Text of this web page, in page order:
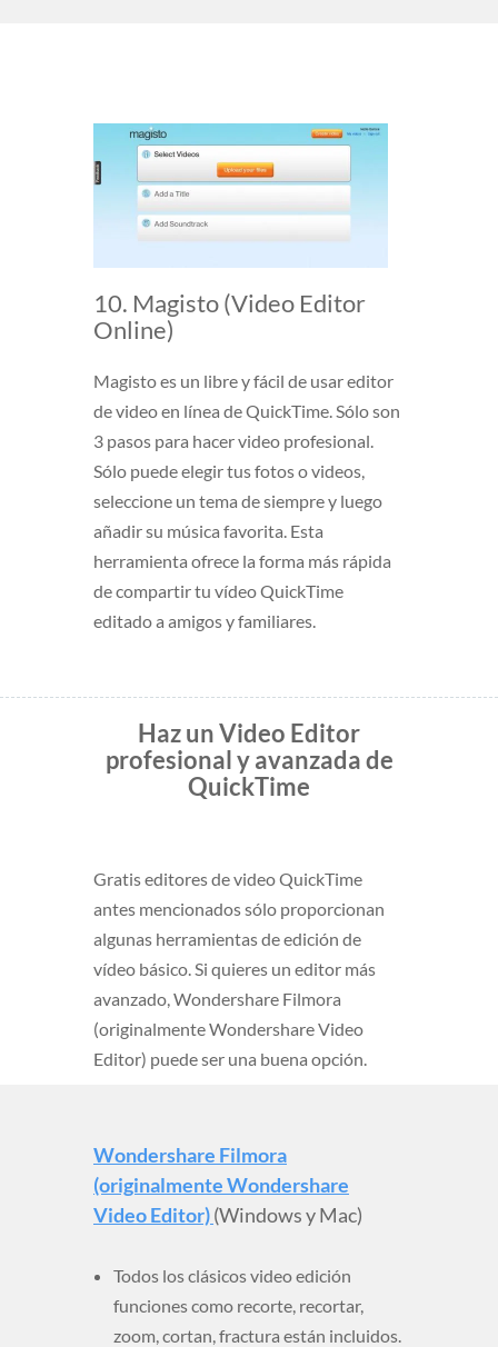
10. Magisto (Video Editor
Online)
Magisto es un libre y fácil de usar editor
de video en línea de QuickTime. Sólo son
3 pasos para hacer video profesional.
Sólo puede elegir tus fotos o videos,
seleccione un tema de siempre y luego
añadir su música favorita. Esta
herramienta ofrece la forma más rápida
de compartir tu vídeo QuickTime
editado a amigos y familiares.
Haz un Video Editor
profesional y avanzada de
QuickTime
Gratis editores de video QuickTime
antes mencionados sólo proporcionan
algunas herramientas de edición de
vídeo básico. Si quieres un editor más
avanzado, Wondershare Filmora
(originalmente Wondershare Video
Editor) puede ser una buena opción.
Wondershare Filmora
(originalmente Wondershare
Video Editor)(Windows y Mac)
Todos los clásicos video edición
funciones como recorte, recortar,
zoom, cortan, fractura están incluidos.